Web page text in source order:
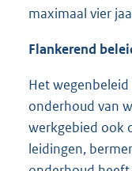
maximaal vier
Flankerend
Het
onderhoud van
werkgebied ook
leidingen,